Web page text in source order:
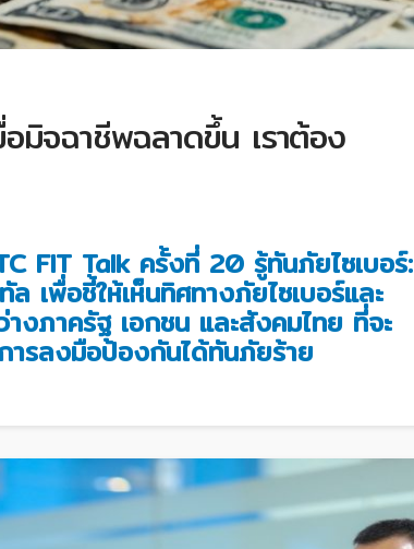
มิจฉาชีพฉลาดขึ้น เราต้อง
FIT Talk ครั้งที่ 20 รู้ทันภัยไซเบอร์:
เพื่อชี้ให้เห็นทิศทางภัยไซเบอร์และ
างภาครัฐ เอกชน และสังคมไทย ที่จะ
ารลงมือป้องกันได้ทันภัยร้าย